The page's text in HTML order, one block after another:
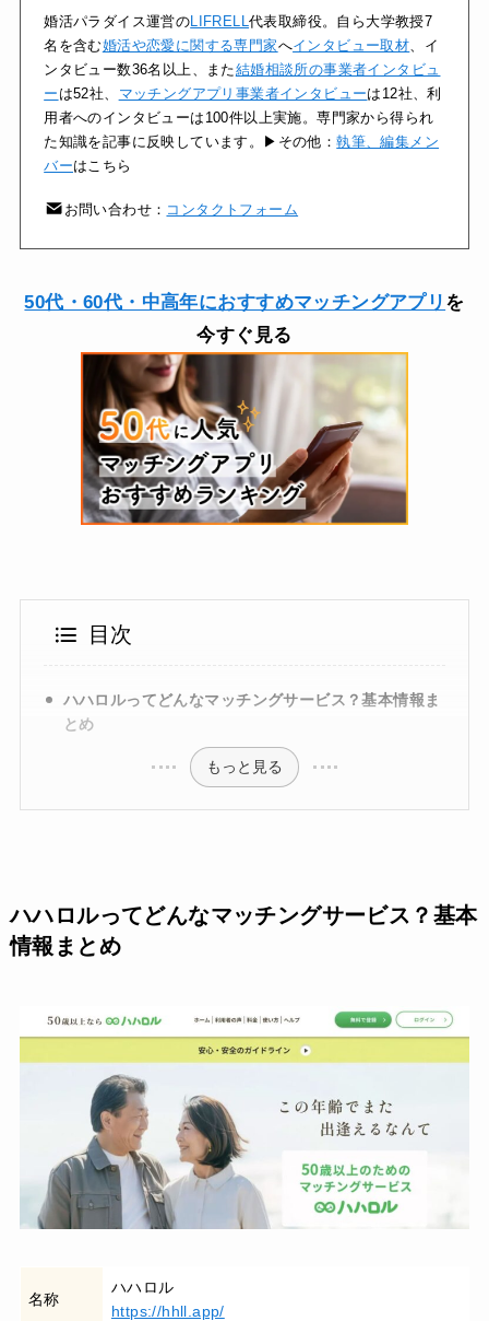
婚活パラダイス運営のLIFRELL代表取締役。自ら大学教授7
名を含む婚活や恋愛に関する専門家へインタビュー取材、イ
ンタビュー数36名以上、また結婚相談所の事業者インタビュ
ー は52社、 マッチングアプリ事業者インタビューは12社、利
用者へのインタビューは100件以上実施。専門家から得られ
た知識を記事に反映しています。▶その他：執筆、編集メン
バーはこちら
お問い合わせ： コンタクトフォーム
50代・60代・中高年におすすめマッチングアプリ を
今すぐ見る
目次
ハハロルってどんなマッチングサービス？基本情報ま
とめ
もっと見る
ハハロルってどんなマッチングサービス？基本
情報まとめ
名称
ハハロル
https://hhll.app/